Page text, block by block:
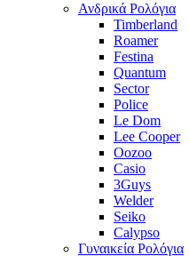
Ανδρικά Ρολόγια
Timberland
Roamer
Festina
Quantum
Sector
Police
Le Dom
Lee Cooper
Oozoo
Casio
3Guys
Welder
Seiko
Calypso
Γυναικεία Ρολόγια